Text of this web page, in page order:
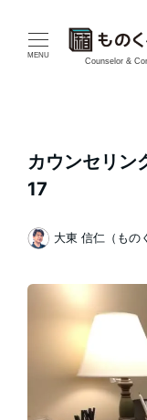
MENU
Counselor &
カウンセリ
17
著
大東 信仁（もの